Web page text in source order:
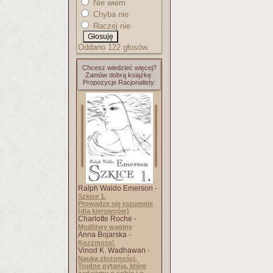
Nie wiem
Chyba nie
Raczej nie
Oddano 122 głosów.
Chcesz wiedzieć więcej?
Zamów dobrą książkę.
Propozycje Racjonalisty:
Ralph Waldo Emerson -
Szkice 1.
Prowadzę się rozumnie
(dla kierowców)
Charlotte Roche -
Modlitwy waginy
Anna Bojarska -
Kozzmoss!
Vinod K. Wadhawan -
Nauka złożoności.
Trudne pytania, które